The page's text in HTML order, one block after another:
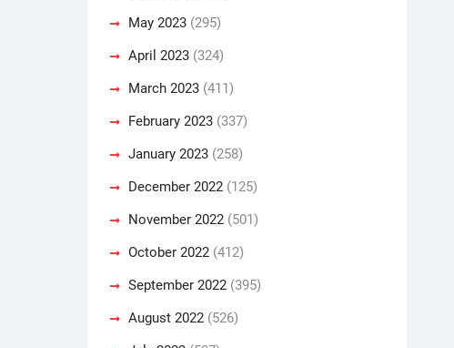
May 2023 (295)
April 2023 (324)
March 2023 (411)
February 2023 (337)
January 2023 (258)
December 2022 (125)
November 2022 (501)
October 2022 (412)
September 2022 (395)
August 2022 (526)